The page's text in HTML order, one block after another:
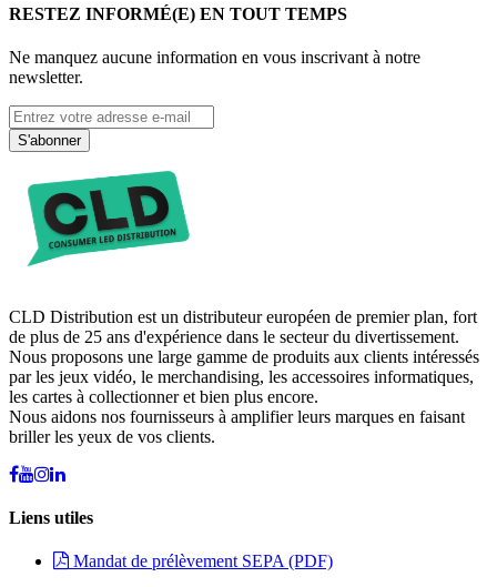
RESTEZ INFORMÉ(E) EN TOUT TEMPS
Ne manquez aucune information en vous inscrivant à notre
newsletter.
S'abonner
CLD Distribution est un distributeur européen de premier plan, fort
de plus de 25 ans d'expérience dans le secteur du divertissement.
Nous proposons une large gamme de produits aux clients intéressés
par les jeux vidéo, le merchandising, les accessoires informatiques,
les cartes à collectionner et bien plus encore.
Nous aidons nos fournisseurs à amplifier leurs marques en faisant
briller les yeux de vos clients.
Liens utiles
Mandat de prélèvement SEPA (PDF)